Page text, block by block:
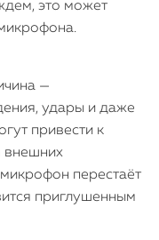
это может
—
удары и даже
привести к
внешних
перестаёт
приглушенным